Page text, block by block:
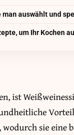
man auswählt und
um Ihr Kochen
ist
sie eine